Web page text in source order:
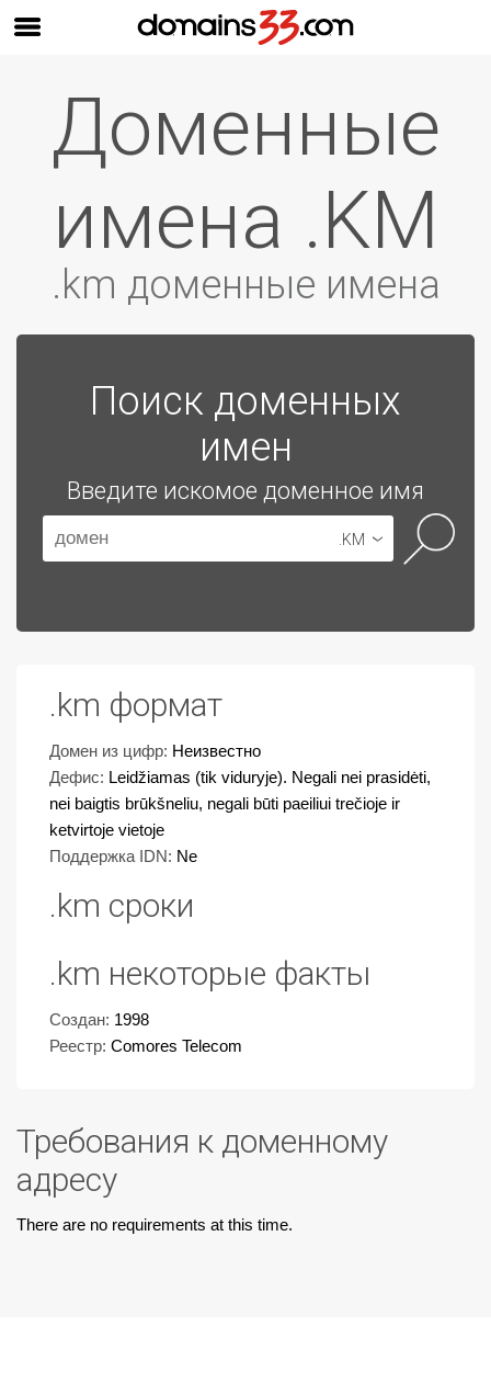
Доменные
имена .KM
.km доменные имена
Поиск доменных
имен
Введите искомое доменное имя
.KM
.km формат
Домен из цифр: Неизвестно
Дефис: Leidžiamas (tik viduryje). Negali nei prasidėti,
nei baigtis brūkšneliu, negali būti paeiliui trečioje ir
ketvirtoje vietoje
Поддержка IDN: Ne
.km сроки
.km некоторые факты
Создан: 1998
Реестр: Comores Telecom
Требования к доменному
адресу
There are no requirements at this time.